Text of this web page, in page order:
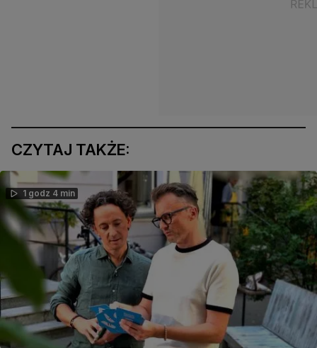
CZYTAJ TAKŻE:
1 godz 4 min